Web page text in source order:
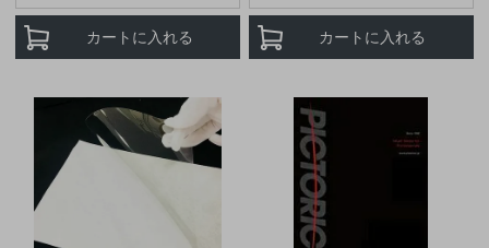
カートに入れる カートに入れる